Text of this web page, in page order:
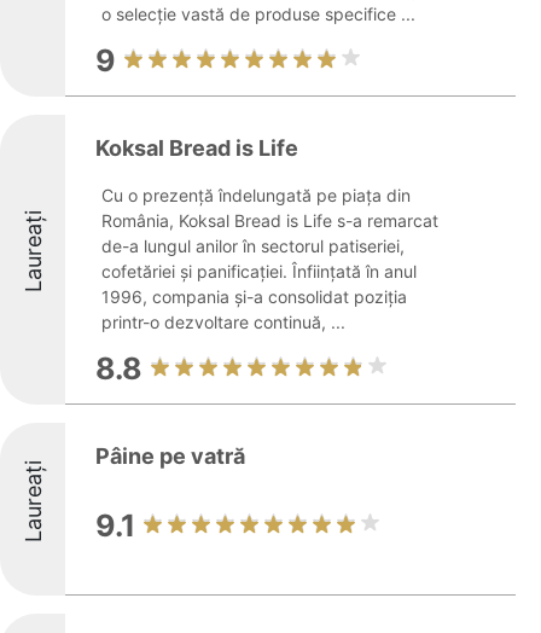
o selecție vastă de produse specifice ...
9
Laureați
Koksal Bread is Life
Cu o prezență îndelungată pe piața din
România, Koksal Bread is Life s-a remarcat
de-a lungul anilor în sectorul patiseriei,
cofetăriei și panificației. Înființată în anul
1996, compania și-a consolidat poziția
printr-o dezvoltare continuă, ...
8.8
Laureați
Pâine pe vatră
9.1